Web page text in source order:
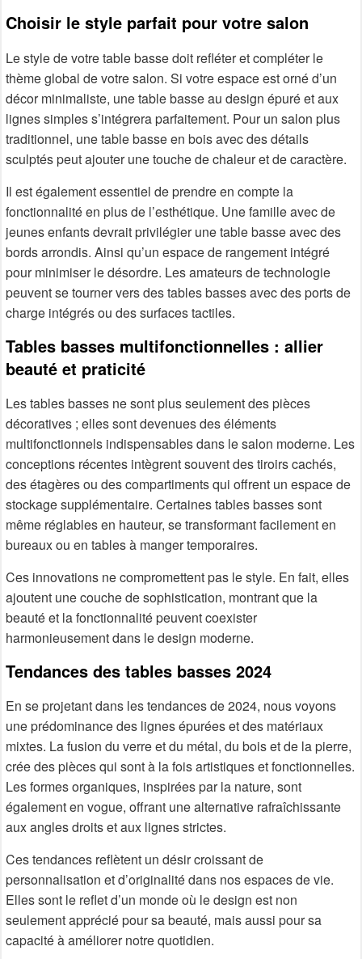
Choisir le style parfait pour votre salon
Le style de votre table basse doit refléter et compléter le
thème global de votre salon. Si votre espace est orné d’un
décor minimaliste, une table basse au design épuré et aux
lignes simples s’intégrera parfaitement. Pour un salon plus
traditionnel, une table basse en bois avec des détails
sculptés peut ajouter une touche de chaleur et de caractère.
Il est également essentiel de prendre en compte la
fonctionnalité en plus de l’esthétique. Une famille avec de
jeunes enfants devrait privilégier une table basse avec des
bords arrondis. Ainsi qu’un espace de rangement intégré
pour minimiser le désordre. Les amateurs de technologie
peuvent se tourner vers des tables basses avec des ports de
charge intégrés ou des surfaces tactiles.
Tables basses multifonctionnelles : allier
beauté et praticité
Les tables basses ne sont plus seulement des pièces
décoratives ; elles sont devenues des éléments
multifonctionnels indispensables dans le salon moderne. Les
conceptions récentes intègrent souvent des tiroirs cachés,
des étagères ou des compartiments qui offrent un espace de
stockage supplémentaire. Certaines tables basses sont
même réglables en hauteur, se transformant facilement en
bureaux ou en tables à manger temporaires.
Ces innovations ne compromettent pas le style. En fait, elles
ajoutent une couche de sophistication, montrant que la
beauté et la fonctionnalité peuvent coexister
harmonieusement dans le design moderne.
Tendances des tables basses 2024
En se projetant dans les tendances de 2024, nous voyons
une prédominance des lignes épurées et des matériaux
mixtes. La fusion du verre et du métal, du bois et de la pierre,
crée des pièces qui sont à la fois artistiques et fonctionnelles.
Les formes organiques, inspirées par la nature, sont
également en vogue, offrant une alternative rafraîchissante
aux angles droits et aux lignes strictes.
Ces tendances reflètent un désir croissant de
personnalisation et d’originalité dans nos espaces de vie.
Elles sont le reflet d’un monde où le design est non
seulement apprécié pour sa beauté, mais aussi pour sa
capacité à améliorer notre quotidien.